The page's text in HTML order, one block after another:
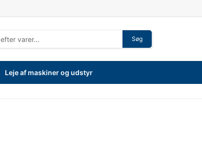
Søg
Leje af maskiner og udstyr